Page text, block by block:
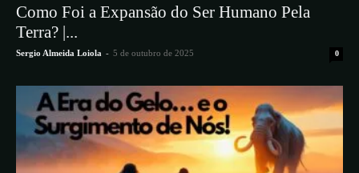
Como Foi a Expansão do Ser Humano Pela
Terra? |...
Sergio Almeida Loiola - 5 de outubro de 2025 0